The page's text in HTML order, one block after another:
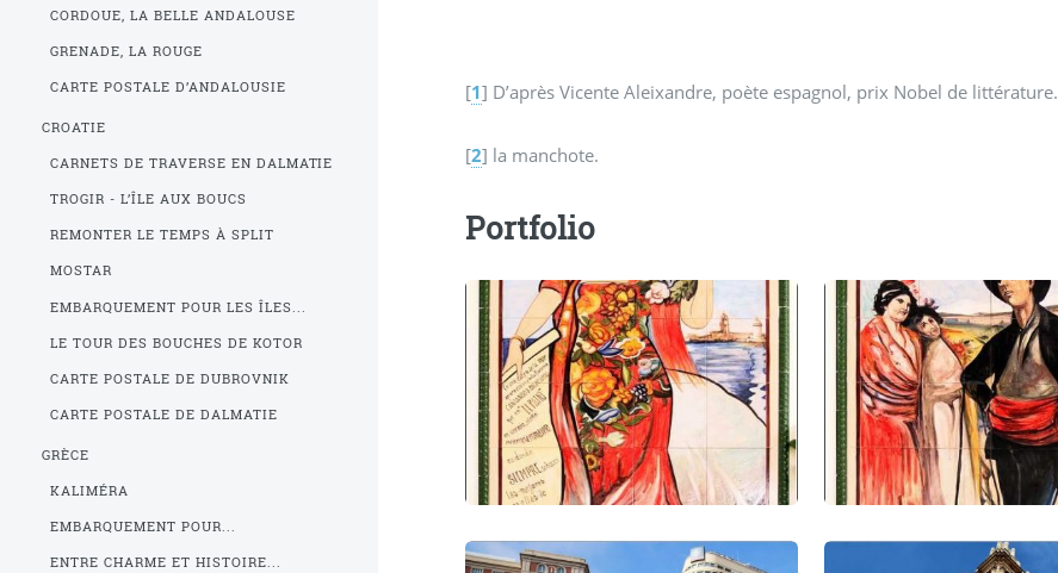
[1] D’après Vicente Aleixandre, poète espagnol, prix Nobel de littérature.
[2] la manchote.
Portfolio
CORDOUE, LA BELLE ANDALOUSE
GRENADE, LA ROUGE
CARTE POSTALE D’ANDALOUSIE
CROATIE
CARNETS DE TRAVERSE EN DALMATIE
TROGIR - L’ÎLE AUX BOUCS
REMONTER LE TEMPS À SPLIT
MOSTAR
EMBARQUEMENT POUR LES ÎLES...
LE TOUR DES BOUCHES DE KOTOR
CARTE POSTALE DE DUBROVNIK
CARTE POSTALE DE DALMATIE
GRÈCE
KALIMÉRA
EMBARQUEMENT POUR...
ENTRE CHARME ET HISTOIRE...